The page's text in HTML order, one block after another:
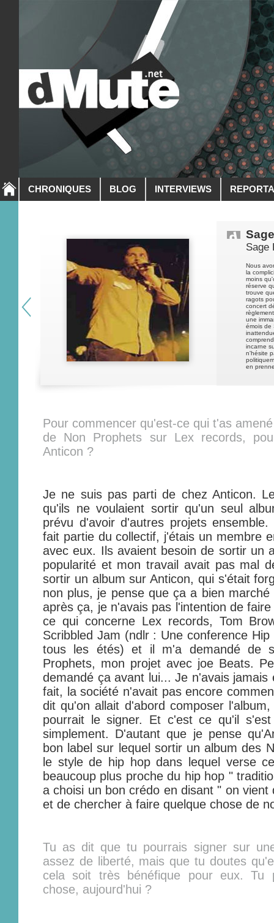
CHRONIQUES BLOG INTERVIEWS
Sage
Nous
la
moins
réserve
trouve
ragots
concert
une
émois de
incarne
n'hésite
en
Pour commencer qu'est-ce qui t'as
de Non Prophets sur Lex records,
Anticon ?
Je ne suis pas parti de chez Anticon.
qu'ils ne voulaient sortir qu'un seul
prévu d'avoir d'autres projets
fait partie du collectif, j'étais un membre
avec eux. Ils avaient besoin de sortir un
popularité et mon travail avait pas mal
sortir un album sur Anticon, qui s'était
non plus, je pense que ça a bien
après ça, je n'avais pas l'intention de
ce qui concerne Lex records, Tom
Scribbled Jam (ndlr : Une conference
tous les étés) et il m'a demandé de
Prophets, mon projet avec joe Beats.
demandé ça avant lui... Je n'avais
fait, la société n'avait pas encore
dit qu'on allait d'abord composer
pourrait le signer. Et c'est ce qu'il
simplement. D'autant que je pense
bon label sur lequel sortir un album des
le style de hip hop dans lequel verse
beaucoup plus proche du hip hop "
a choisi un bon crédo en disant " on
et de chercher à faire quelque chose de
Tu as dit que tu pourrais signer sur
assez de liberté, mais que tu doutes
cela soit très bénéfique pour eux. Tu
chose, aujourd'hui ?